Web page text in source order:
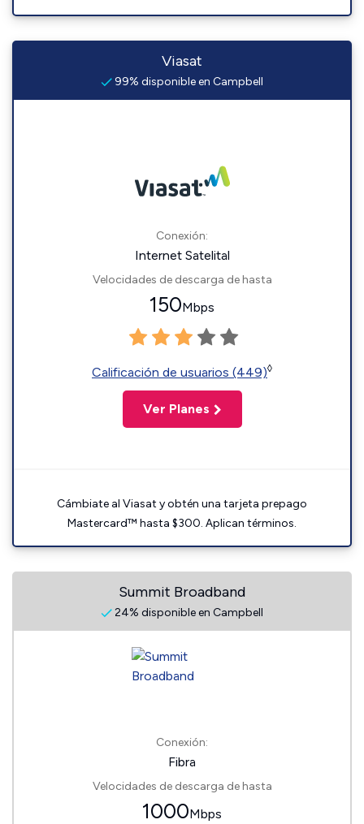
Viasat
99% disponible en Campbell
Conexión:
Internet Satelital
Velocidades de descarga de hasta
150Mbps
Calificación de usuarios (449)◊
Ver Planes
Cámbiate al Viasat y obtén una tarjeta prepago
Mastercard™ hasta $300. Aplican términos.
Summit Broadband
24% disponible en Campbell
Conexión:
Fibra
Velocidades de descarga de hasta
1000Mbps